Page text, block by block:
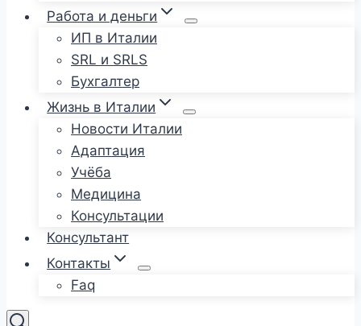
Работа и деньги
ИП в Италии
SRL и SRLS
Бухгалтер
Жизнь в Италии
Новости Италии
Адаптация
Учёба
Медицина
Консультации
Консультант
Контакты
Faq